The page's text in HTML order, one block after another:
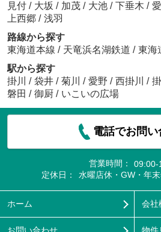
見付 / 大坂 / 加茂 / 大池 / 下垂木 /
上西郷 / 浅羽
路線から探す
東海道本線 / 天竜浜名湖鉄道 / 東海
駅から探す
掛川
/ 袋井 / 菊川 / 愛野 / 西掛川 /
磐田 / 御厨 / いこいの広場
電話でお問い
営業時間：
09:00-
定休日：
水曜店休・GW・年
ホーム 会社